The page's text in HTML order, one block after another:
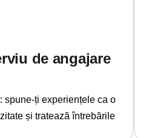
de angajare
spune-ți experiențele ca o
și tratează întrebările